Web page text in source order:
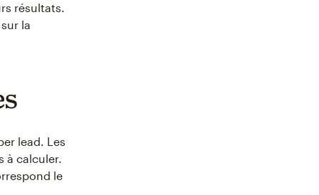
résultats.
la
lead. Les
à calculer.
le